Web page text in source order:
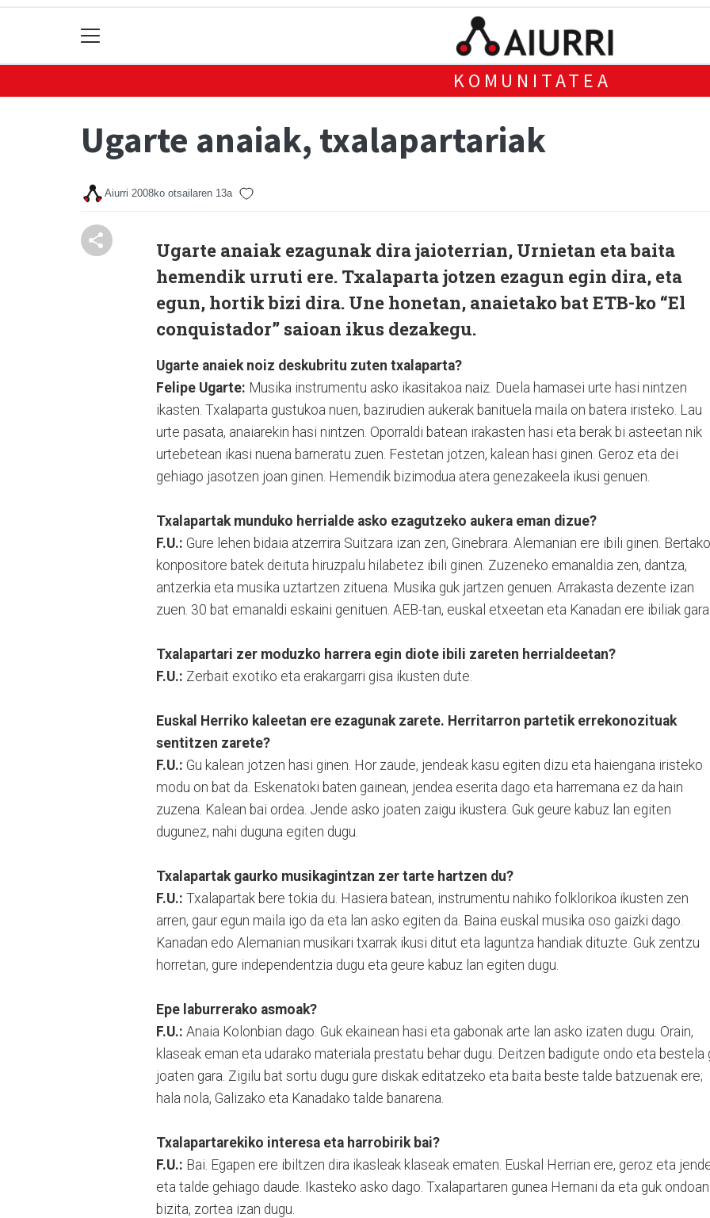
KOMUNITATEA
Ugarte anaiak, txalapartariak
Aiurri 2008ko otsailaren 13a
Ugarte anaiak ezagunak dira jaioterrian, Urnietan eta baita
hemendik urruti ere. Txalaparta jotzen ezagun egin dira, eta
egun, hortik bizi dira. Une honetan, anaietako bat ETB-ko “El
conquistador” saioan ikus dezakegu.
Ugarte anaiek noiz deskubritu zuten txalaparta?
Felipe Ugarte: Musika instrumentu asko ikasitakoa naiz. Duela hamasei urte hasi nintzen
ikasten. Txalaparta gustukoa nuen, bazirudien aukerak banituela maila on batera iristeko. Lau
urte pasata, anaiarekin hasi nintzen. Oporraldi batean irakasten hasi eta berak bi asteetan nik
urtebetean ikasi nuena barneratu zuen. Festetan jotzen, kalean hasi ginen. Geroz eta dei
gehiago jasotzen joan ginen. Hemendik bizimodua atera genezakeela ikusi genuen.
Txalapartak munduko herrialde asko ezagutzeko aukera eman dizue?
F.U.: Gure lehen bidaia atzerrira Suitzara izan zen, Ginebrara. Alemanian ere ibili ginen. Bertako
konpositore batek deituta hiruzpalu hilabetez ibili ginen. Zuzeneko emanaldia zen, dantza,
antzerkia eta musika uztartzen zituena. Musika guk jartzen genuen. Arrakasta dezente izan
zuen. 30 bat emanaldi eskaini genituen. AEB-tan, euskal etxeetan eta Kanadan ere ibiliak
Txalapartari zer moduzko harrera egin diote ibili zareten herrialdeetan?
F.U.: Zerbait exotiko eta erakargarri gisa ikusten dute.
Euskal Herriko kaleetan ere ezagunak zarete. Herritarron partetik errekonozituak
sentitzen zarete?
F.U.: Gu kalean jotzen hasi ginen. Hor zaude, jendeak kasu egiten dizu eta haiengana iristeko
modu on bat da. Eskenatoki baten gainean, jendea eserita dago eta harremana ez da hain
zuzena. Kalean bai ordea. Jende asko joaten zaigu ikustera. Guk geure kabuz lan egiten
dugunez, nahi duguna egiten dugu.
Txalapartak gaurko musikagintzan zer tarte hartzen du?
F.U.: Txalapartak bere tokia du. Hasiera batean, instrumentu nahiko folklorikoa ikusten zen
arren, gaur egun maila igo da eta lan asko egiten da. Baina euskal musika oso gaizki dago.
Kanadan edo Alemanian musikari txarrak ikusi ditut eta laguntza handiak dituzte. Guk zentzu
horretan, gure independentzia dugu eta geure kabuz lan egiten dugu.
Epe laburrerako asmoak?
F.U.: Anaia Kolonbian dago. Guk ekainean hasi eta gabonak arte lan asko izaten dugu. Orain,
klaseak eman eta udarako materiala prestatu behar dugu. Deitzen badigute ondo eta bestela
joaten gara. Zigilu bat sortu dugu gure diskak editatzeko eta baita beste talde batzuenak ere;
hala nola, Galizako eta Kanadako talde banarena.
Txalapartarekiko interesa eta harrobirik bai?
F.U.: Bai. Egapen ere ibiltzen dira ikasleak klaseak ematen. Euskal Herrian ere, geroz eta
eta talde gehiago daude. Ikasteko asko dago. Txalapartaren gunea Hernani da eta guk ondoan
bizita, zortea izan dugu.